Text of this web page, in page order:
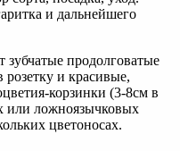
зубчатые продолговатые
и красивые,
корзинки (3-8см в
или ложноязычковых
цветоносах.